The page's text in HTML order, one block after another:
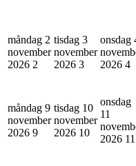
måndag 2
november
2026 2
tisdag 3
november
2026 3
onsdag
2026 4
måndag 9
november
2026 9
tisdag 10
november
2026 10
onsdag
11
2026 11